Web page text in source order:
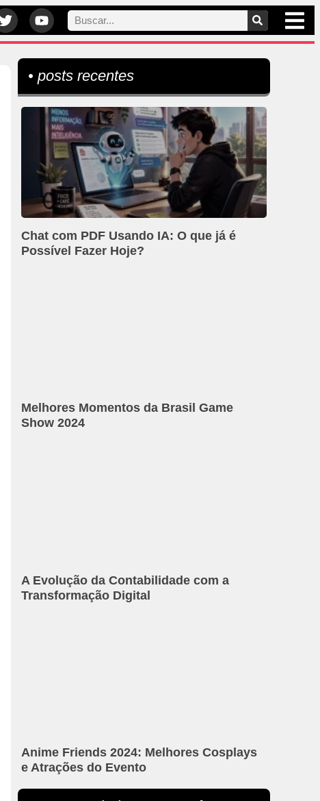
• posts recentes
Chat com PDF Usando IA: O que já é
Possível Fazer Hoje?
Melhores Momentos da Brasil Game
Show 2024
A Evolução da Contabilidade com a
Transformação Digital
Anime Friends 2024: Melhores Cosplays
e Atrações do Evento